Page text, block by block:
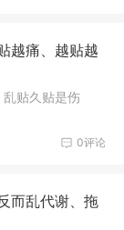
越痛、越贴越
贴久贴是伤
0评论
而乱代谢、拖